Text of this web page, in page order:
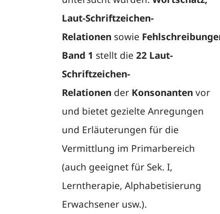
Laut-Schriftzeichen-
Relationen sowie
Band 1 stellt die 22 Laut-
Schriftzeichen-
Relationen der Konsonanten vor
und bietet gezielte Anregungen
und Erläuterungen für die
Vermittlung im Primarbereich
(auch geeignet für Sek. I,
Lerntherapie, Alphabetisierung
Erwachsener usw.).